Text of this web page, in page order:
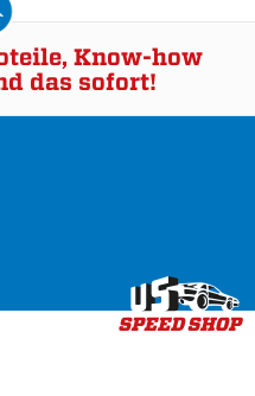
Know-how
das sofort!